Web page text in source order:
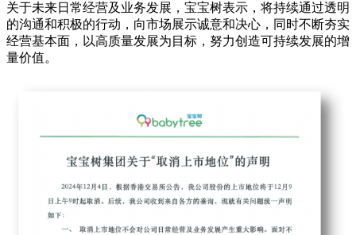
关于未来日常经营及业务发展，宝宝树表示，将持续通过透明
的沟通和积极的行动，向市场展示诚意和决心，同时不断夯实
经营基本面，以高质量发展为目标，努力创造可持续发展的增
量价值。